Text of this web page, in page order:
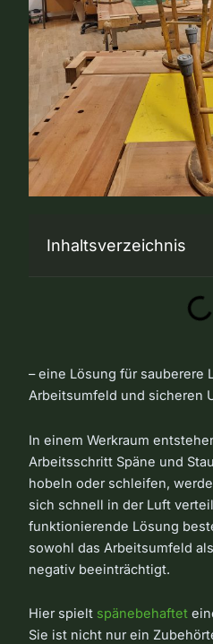
Inhaltsverzeichnis
– eine Lösung für sauberere
Arbeitsumfeld und sicheren
In einem Werkraum
Arbeitsschritt Späne und
hobeln oder schleifen,
sich schnell in der Luft
funktionierende Lösung
sowohl das Arbeitsumfeld
negativ beeinträchtigt.
Hier spielt spänebehaftet
Sie ist nicht nur ein